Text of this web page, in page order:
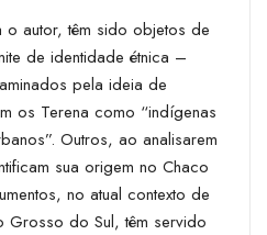
autor, têm sido objetos de
de identidade étnica –
pela ideia de
os Terena como “indígenas
Outros, ao analisarem
sua origem no Chaco
no atual contexto de
Grosso do Sul, têm servido